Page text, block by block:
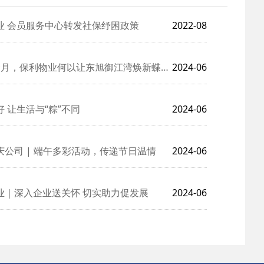
2022-08
会员服务中心转发社保纾困政策
2024-06
，保利物业何以让东旭御江湾焕新蝶变？
2024-06
让生活与“粽”不同
2024-06
公司 | 端午多彩活动，传递节日温情
2024-06
｜深入企业送关怀 切实助力促发展